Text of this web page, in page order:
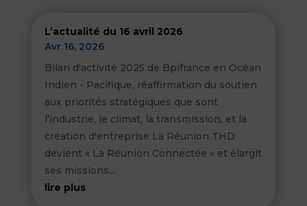
L’actualité du 16 avril 2026
Avr 16, 2026
Bilan d'activité 2025 de Bpifrance en Océan
Indien - Pacifique, réaffirmation du soutien
aux priorités stratégiques que sont
l’industrie, le climat, la transmission, et la
création d'entreprise La Réunion THD
devient « La Réunion Connectée » et élargit
ses missions...
lire plus